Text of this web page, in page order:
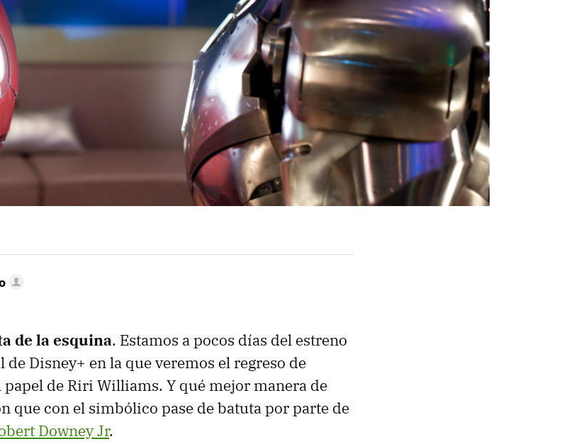
de la esquina. Estamos a pocos días del estreno
Disney+ en la que veremos el regreso de
de Riri Williams. Y qué mejor manera de
que con el simbólico pase de batuta por parte de
Downey Jr.